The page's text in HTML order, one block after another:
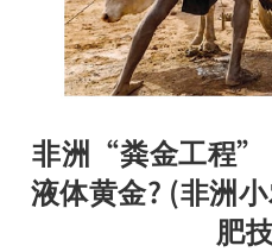
非洲“粪金工程”
液体黄金? (非洲
肥